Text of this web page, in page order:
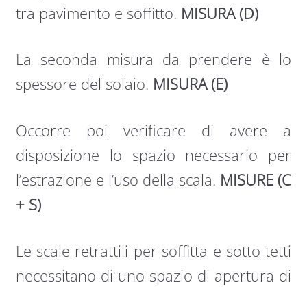
tra pavimento e soffitto. MISURA (D)
La seconda misura da prendere è lo
spessore del solaio. MISURA (E)
Occorre poi verificare di avere a
disposizione lo spazio necessario per
l’estrazione e l’uso della scala. MISURE (C
+ S)
Le scale retrattili per soffitta e sotto tetti
necessitano di uno spazio di apertura di